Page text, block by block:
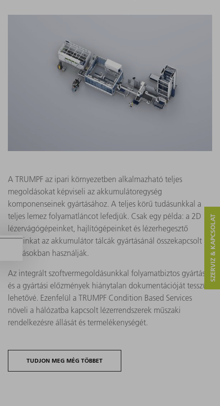
A TRUMPF az ipari környezetben alkalmazható teljes
megoldásokat képviseli az akkumulátoregység
komponenseinek gyártásához. A teljes körű tudásunkkal a
teljes lemez folyamatláncot lefedjük. Csak egy példa: a 2D
lézervágógépeinket, hajlítógépeinket és lézerhegesztő
celláinkat az akkumulátor tálcák gyártásánál összekapcsolt
eljárásokban használják.
Az integrált szoftvermegoldásunkkal folyamatbiztos gyártást
és a gyártási előzmények hiánytalan dokumentációját tesszük
lehetővé. Ezenfelül a TRUMPF Condition Based Services
növeli a hálózatba kapcsolt lézerrendszerek műszaki
rendelkezésre állását és termelékenységét.
TUDJON MEG MÉG TÖBBET
SZERVIZ & KAPCSOLAT